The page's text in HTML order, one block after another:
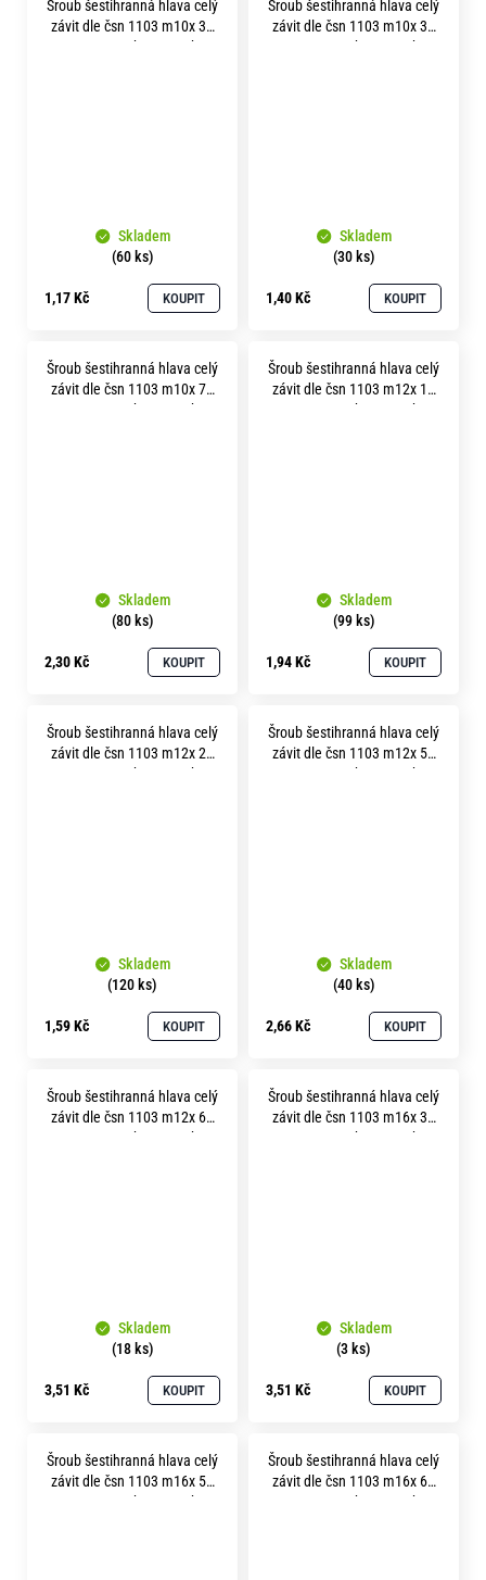
Šroub šestihranná hlava celý
závit dle čsn 1103 m10x 30
pevnost 5.8 bez povrchu
Skladem
(60 ks)
1,17 Kč KOUPIT
Šroub šestihranná hlava celý
závit dle čsn 1103 m10x 35
pevnost 5.8 bez povrchu
Skladem
(30 ks)
1,40 Kč KOUPIT
Šroub šestihranná hlava celý
závit dle čsn 1103 m10x 70
pevnost 5.8 bez povrchu
Skladem
(80 ks)
2,30 Kč KOUPIT
Šroub šestihranná hlava celý
závit dle čsn 1103 m12x 16
pevnost 5.8 bez povrchu
Skladem
(99 ks)
1,94 Kč KOUPIT
Šroub šestihranná hlava celý
závit dle čsn 1103 m12x 20
pevnost 5.8 bez povrchu
Skladem
(120 ks)
1,59 Kč KOUPIT
Šroub šestihranná hlava celý
závit dle čsn 1103 m12x 55
pevnost 5.8 bez povrchu
Skladem
(40 ks)
2,66 Kč KOUPIT
Šroub šestihranná hlava celý
závit dle čsn 1103 m12x 60
pevnost 5.8 bez povrchu
Skladem
(18 ks)
3,51 Kč KOUPIT
Šroub šestihranná hlava celý
závit dle čsn 1103 m16x 30
pevnost 5.8 bez povrchu
Skladem
(3 ks)
3,51 Kč KOUPIT
Šroub šestihranná hlava celý
závit dle čsn 1103 m16x 50
pevnost 5.8 bez povrchu
Šroub šestihranná hlava celý
závit dle čsn 1103 m16x 65
pevnost 5.8 bez povrchu